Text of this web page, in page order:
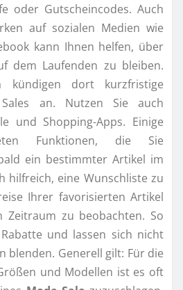
oder Gutscheincodes. Auch
auf sozialen Medien wie
kann Ihnen helfen, über
dem Laufenden zu bleiben.
kündigen dort kurzfristige
an. Nutzen Sie auch
und Shopping-Apps. Einige
Funktionen, die Sie
ein bestimmter Artikel im
hilfreich, eine Wunschliste zu
Ihrer favorisierten Artikel
Zeitraum zu beobachten. So
und lassen sich nicht
blenden. Generell gilt: Für die
und Modellen ist es oft